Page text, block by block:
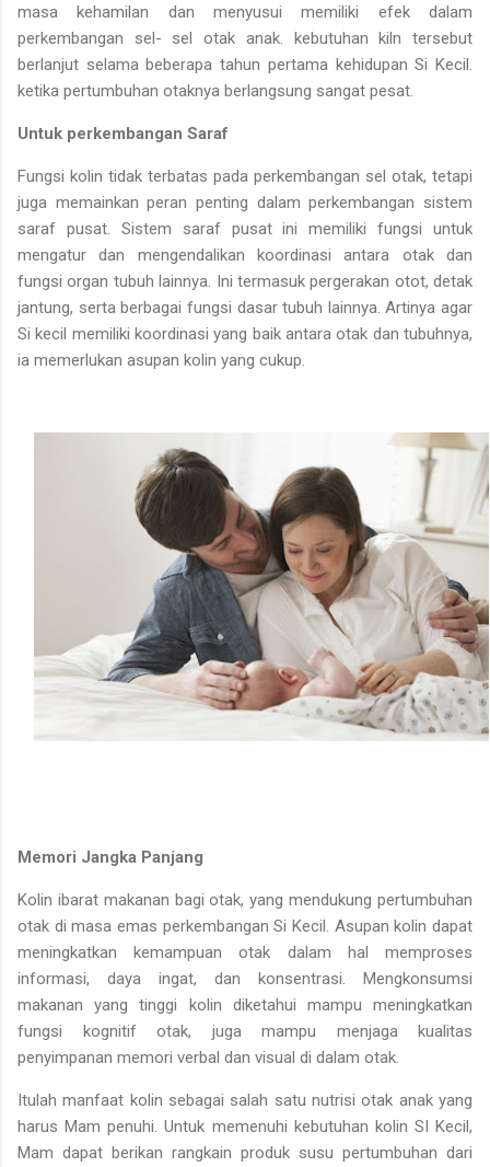
masa kehamilan dan menyusui memiliki efek dalam
perkembangan sel- sel otak anak. kebutuhan kiln tersebut
berlanjut selama beberapa tahun pertama kehidupan Si Kecil.
ketika pertumbuhan otaknya berlangsung sangat pesat.
Untuk perkembangan Saraf
Fungsi kolin tidak terbatas pada perkembangan sel otak, tetapi
juga memainkan peran penting dalam perkembangan sistem
saraf pusat. Sistem saraf pusat ini memiliki fungsi untuk
mengatur dan mengendalikan koordinasi antara otak dan
fungsi organ tubuh lainnya. Ini termasuk pergerakan otot, detak
jantung, serta berbagai fungsi dasar tubuh lainnya. Artinya agar
Si kecil memiliki koordinasi yang baik antara otak dan tubuhnya,
ia memerlukan asupan kolin yang cukup.
Memori Jangka Panjang
Kolin ibarat makanan bagi otak, yang mendukung pertumbuhan
otak di masa emas perkembangan Si Kecil. Asupan kolin dapat
meningkatkan kemampuan otak dalam hal memproses
informasi, daya ingat, dan konsentrasi. Mengkonsumsi
makanan yang tinggi kolin diketahui mampu meningkatkan
fungsi kognitif otak, juga mampu menjaga kualitas
penyimpanan memori verbal dan visual di dalam otak.
Itulah manfaat kolin sebagai salah satu nutrisi otak anak yang
harus Mam penuhi. Untuk memenuhi kebutuhan kolin SI Kecil,
Mam dapat berikan rangkain produk susu pertumbuhan dari